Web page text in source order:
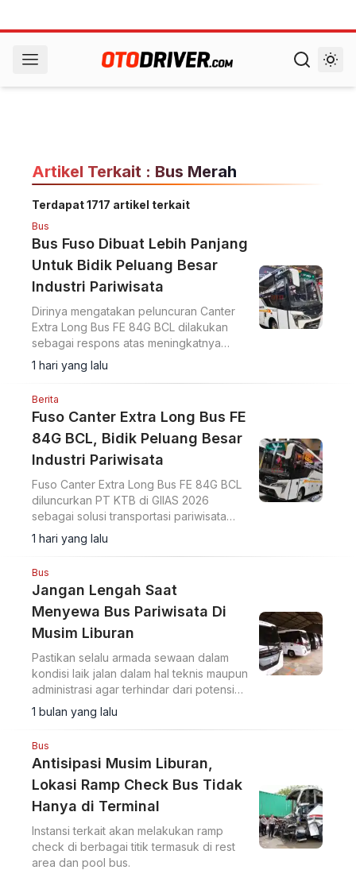
Artikel Terkait : Bus Merah
Terdapat 1717 artikel terkait
Bus
Bus Fuso Dibuat Lebih Panjang
Untuk Bidik Peluang Besar
Industri Pariwisata
Dirinya mengatakan peluncuran Canter
Extra Long Bus FE 84G BCL dilakukan
sebagai respons atas meningkatnya
kebutuhan transportasi wisata sekaligus
mengikuti regulasi pemerintah yang terus
1 hari yang lalu
Berita
Fuso Canter Extra Long Bus FE
84G BCL, Bidik Peluang Besar
Industri Pariwisata
Fuso Canter Extra Long Bus FE 84G BCL
diluncurkan PT KTB di GIIAS 2026
sebagai solusi transportasi pariwisata
yang memenuhi standar Euro 4 dan
regulasi pemerintah.
1 hari yang lalu
Bus
Jangan Lengah Saat
Menyewa Bus Pariwisata Di
Musim Liburan
Pastikan selalu armada sewaan dalam
kondisi laik jalan dalam hal teknis maupun
administrasi agar terhindar dari potensi
kecelakaan.
1 bulan yang lalu
Bus
Antisipasi Musim Liburan,
Lokasi Ramp Check Bus Tidak
Hanya di Terminal
Instansi terkait akan melakukan ramp
check di berbagai titik termasuk di rest
area dan pool bus.